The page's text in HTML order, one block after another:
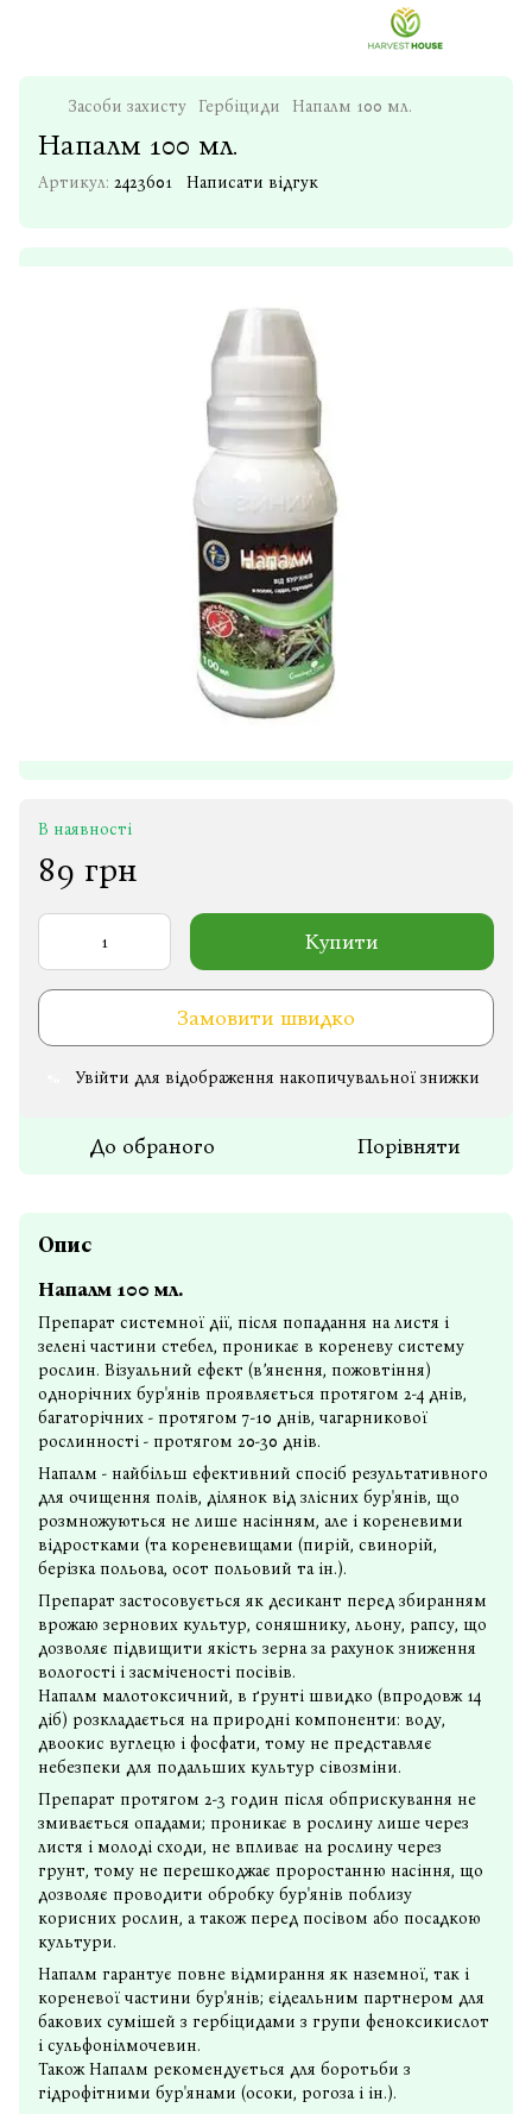
Засоби захисту Гербіциди Напалм 100 мл.
Напалм 100 мл.
Артикул: 2423601 Написати відгук
В наявності
89 грн
Купити
Замовити швидко
Увійти для відображення накопичувальної знижки
До обраного Порівняти
Опис
Напалм 100 мл.
Препарат системної дії, після попадання на листя і
зелені частини стебел, проникає в кореневу систему
рослин. Візуальний ефект (в’янення, пожовтіння)
однорічних бур'янів проявляється протягом 2-4 днів,
багаторічних - протягом 7-10 днів, чагарникової
рослинності - протягом 20-30 днів.
Напалм - найбільш ефективний спосіб результативного
для очищення полів, ділянок від злісних бур'янів, що
розмножуються не лише насінням, але і кореневими
відростками (та кореневищами (пирій, свинорій,
берізка польова, осот польовий та ін.).
Препарат застосовується як десикант перед збиранням
врожаю зернових культур, соняшнику, льону, рапсу, що
дозволяє підвищити якість зерна за рахунок зниження
вологості і засміченості посівів.
Напалм малотоксичний, в ґрунті швидко (впродовж 14
діб) розкладається на природні компоненти: воду,
двоокис вуглецю і фосфати, тому не представляє
небезпеки для подальших культур сівозміни.
Препарат протягом 2-3 годин після обприскування не
змивається опадами; проникає в рослину лише через
листя і молоді сходи, не впливає на рослину через
грунт, тому не перешкоджає проростанню насіння, що
дозволяє проводити обробку бур'янів поблизу
корисних рослин, а також перед посівом або посадкою
культури.
Напалм гарантує повне відмирання як наземної, так і
кореневої частини бур'янів; єідеальним партнером для
бакових сумішей з гербіцидами з групи феноксикислот
і сульфонілмочевин.
Також Напалм рекомендується для боротьби з
гідрофітними бур'янами (осоки, рогоза і ін.).